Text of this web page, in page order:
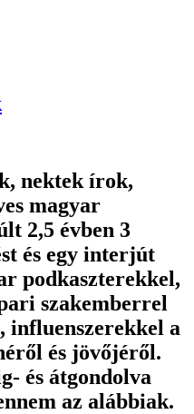
nektek írok,
magyar
2,5 évben 3
és egy interjút
podkaszterekkel,
szakemberrel
influenszerekkel a
és jövőjéről.
és átgondolva
az alábbiak.